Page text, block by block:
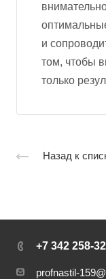
и
том, чтобы
только
Назад к
+7 342 258-
profnastil-